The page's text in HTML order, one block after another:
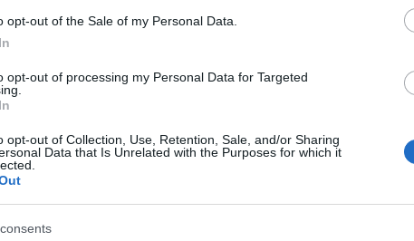
opt-out of the Sale of my Personal Data.
opt-out of processing my Personal Data for Targeted
opt-out of Collection, Use, Retention, Sale, and/or Sharing
Data that Is Unrelated with the Purposes for which it
στιγμές,βάσει του βίντεο που υπάρχει
νίκη.